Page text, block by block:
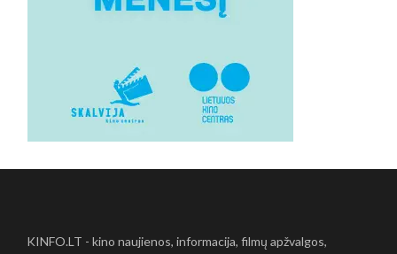
KINFO.LT - kino naujienos, informacija, filmų apžvalgos,